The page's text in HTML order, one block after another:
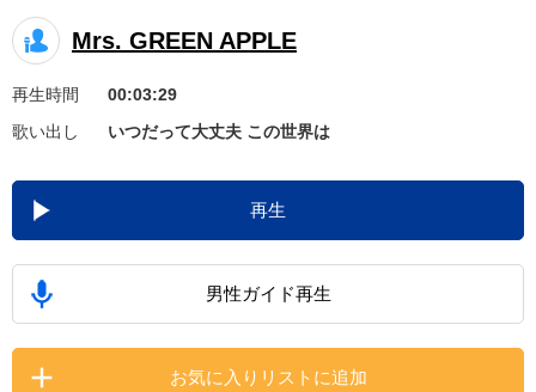
キャンペーン
お知らせ よくあるご質問
DAMの新曲・ランキングなど
カラオケ最新情報をチェック！
家族や友達と一緒に！練習にも！
Mrs. GREEN APPLE
再生時間
00:03:29
歌い出し
いつだって大丈夫 この世界は
再生
男性ガイド再生
お気に入りリストに追加